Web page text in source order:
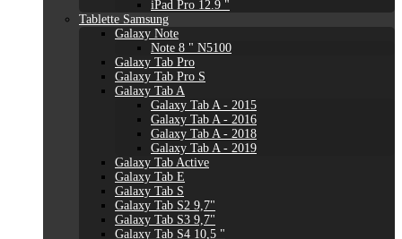
iPad Pro 12.9 "
Tablette Samsung
Galaxy Note
Note 8 " N5100
Galaxy Tab Pro
Galaxy Tab Pro S
Galaxy Tab A
Galaxy Tab A - 2015
Galaxy Tab A - 2016
Galaxy Tab A - 2018
Galaxy Tab A - 2019
Galaxy Tab Active
Galaxy Tab E
Galaxy Tab S
Galaxy Tab S2 9,7"
Galaxy Tab S3 9,7"
Galaxy Tab S4 10,5 "